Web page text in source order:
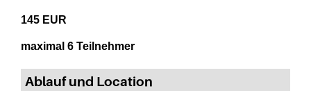
145 EUR
maximal 6 Teilnehmer
Ablauf und Location